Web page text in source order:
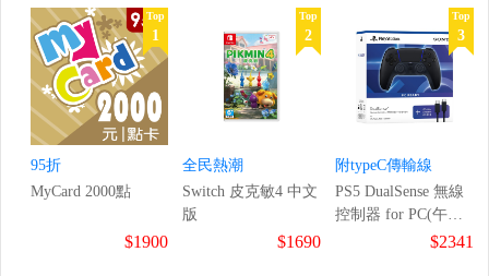
Top
1
95折
MyCard 2000點
$1900
Top
2
全民熱潮
Switch 皮克敏4 中文
版
$1690
Top
3
附typeC傳輸線
PS5 DualSense 無線
控制器 for PC(午夜
$2341